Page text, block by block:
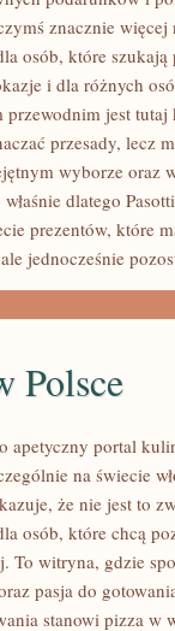
znacznie
osób, które
i dla różnych
jest tutaj
przesady, lecz
wyborze oraz
dlatego
prezentów, które
jednocześnie
Polsce
apetyczny portal
na świecie
że nie jest to
osób, które chcą
To witryna, gdzie
pasja do
stanowi pizza w